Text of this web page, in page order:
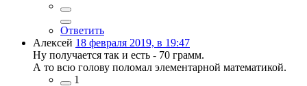
Ответить
Алексей 18 февраля 2019, в 19:47
Ну получается так и есть - 70 грамм.
А то всю голову поломал элементарной математикой.
1